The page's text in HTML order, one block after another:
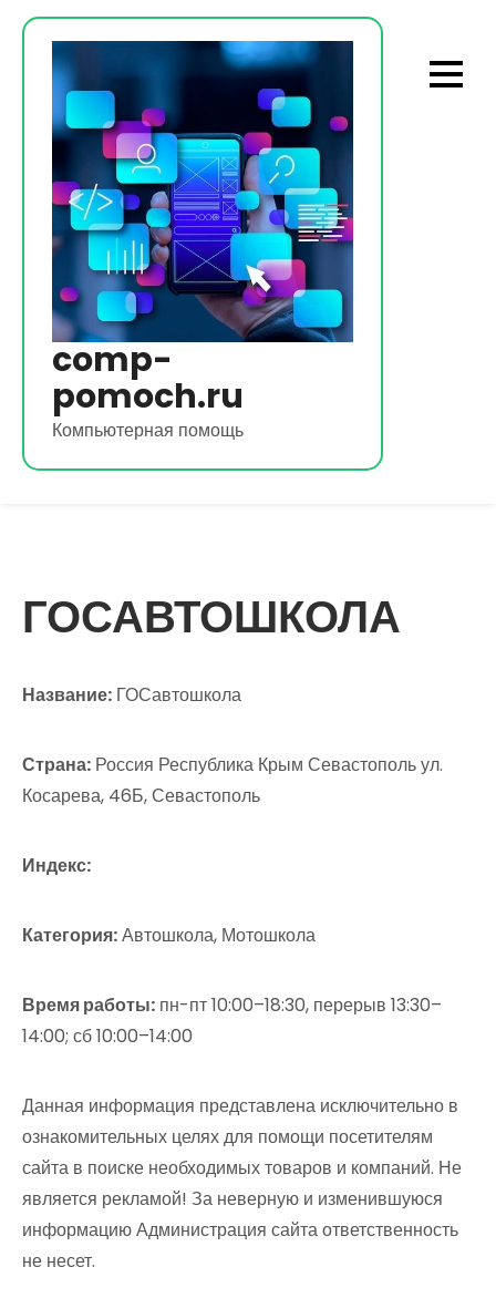
Перейти
содержимому
comp-
pomoch.ru
Компьютерная помощь
ГОСАВТОШКОЛА
Название: ГОСавтошкола
Страна: Россия Республика Крым Севастополь ул.
Косарева, 46Б, Севастополь
Индекс:
Категория:Автошкола, Мотошкола
Время работы: пн-пт 10:00–18:30, перерыв 13:30–
14:00; сб 10:00–14:00
Данная информация представлена исключительно в
ознакомительных целях для помощи посетителям
сайта в поиске необходимых товаров и компаний. Не
является рекламой! За неверную и изменившуюся
информацию Администрация сайта ответственность
не несет.